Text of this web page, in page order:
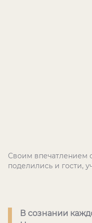
Своим впечатлением
поделились и гости,
В сознании